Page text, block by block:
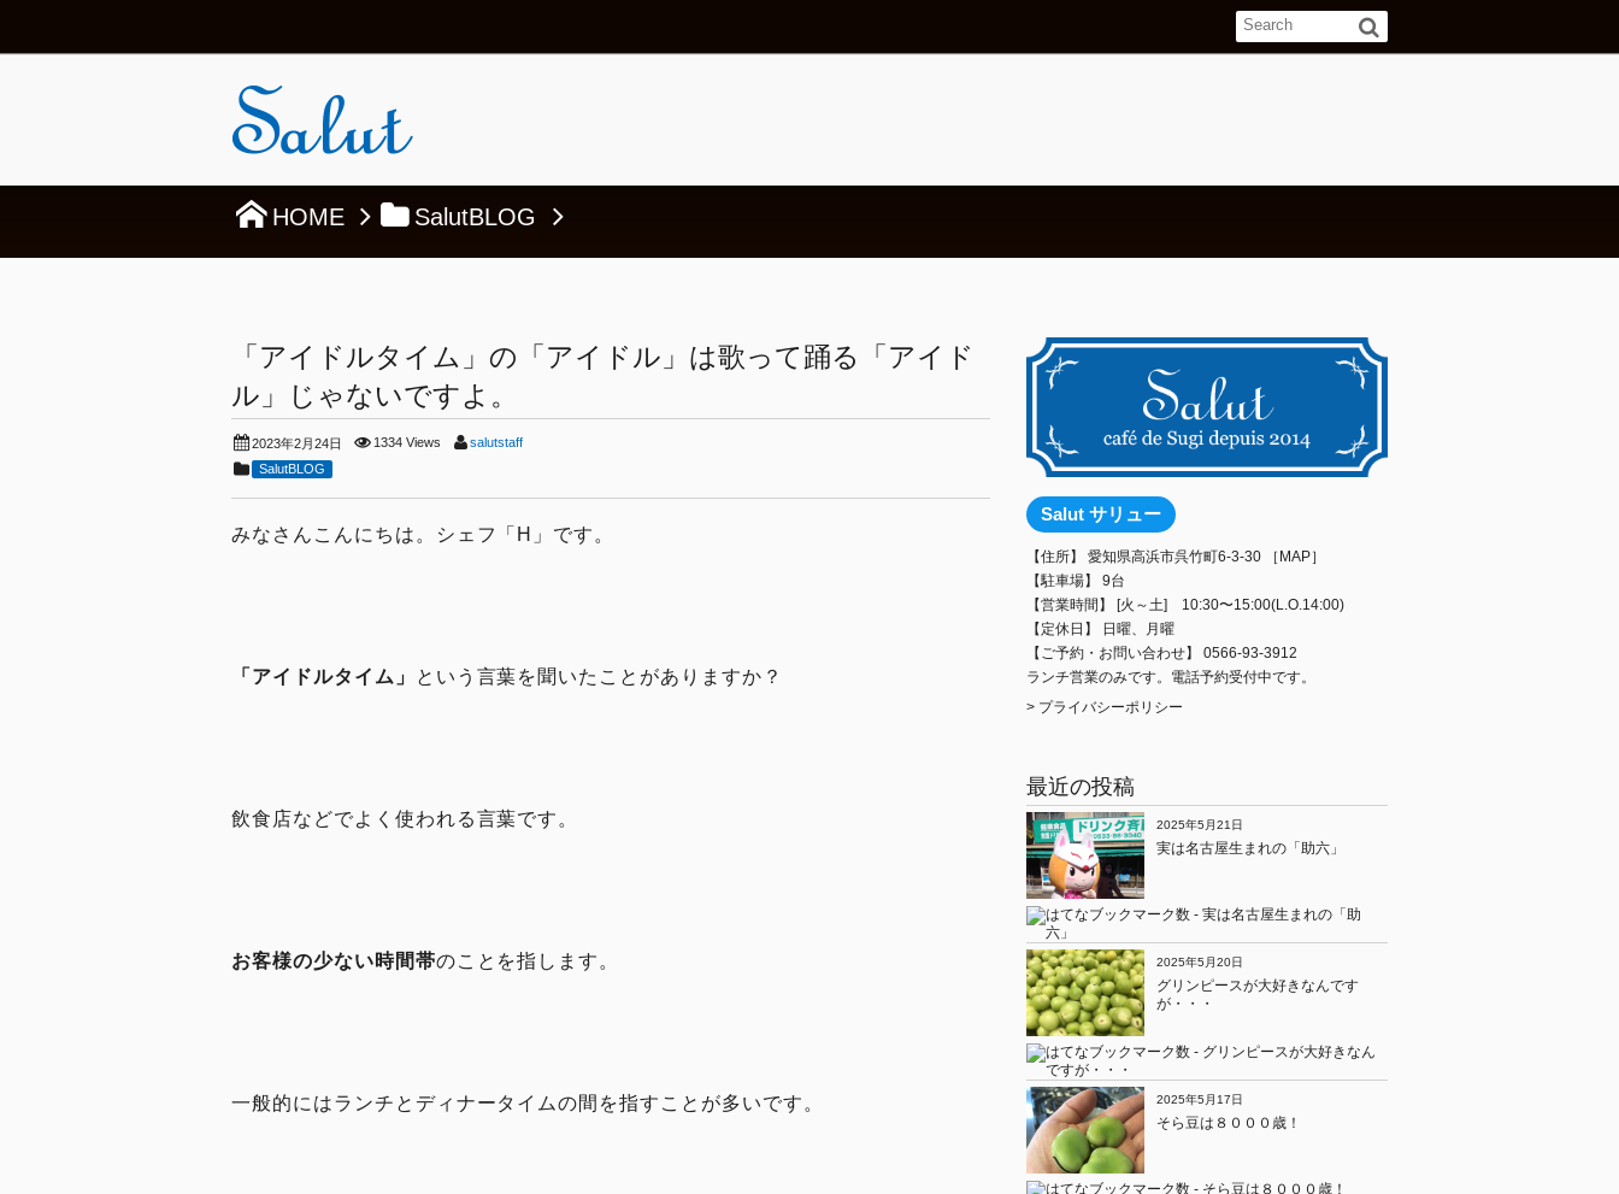
HOME SalutBLOG
「アイドルタイム」の「アイドル」は歌って踊る「アイド
ル」じゃないですよ。
2023年2月24日 1334 Views
salutstaff
SalutBLOG
みなさんこんにちは。シェフ「H」です。
「アイドルタイム」 という言葉を聞いたことがありますか？
飲食店などでよく使われる言葉です。
お客様の少ない時間帯のことを指します。
一般的にはランチとディナータイムの間を指すことが多いです。
Salut サリュー
【住所】 愛知県高浜市呉竹町6-3-30
［MAP］
【駐車場】 9台
【営業時間】 [火～土] 10:30〜15:00(L.O.14:00)
【定休日】 日曜、月曜
【ご予約・お問い合わせ】 0566-93-3912
ランチ営業のみです。電話予約受付中です。
> プライバシーポリシー
最近の投稿
2025年5月21日
実は名古屋生まれの「助六」
2025年5月20日
グリンピースが大好きなんです
が・・・
2025年5月17日
そら豆は８０００歳！